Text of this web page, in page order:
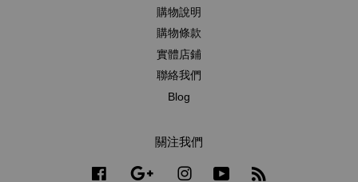
購物說明
購物條款
實體店鋪
聯絡我們
Blog
關注我們
Facebook Google InstagramYouTube